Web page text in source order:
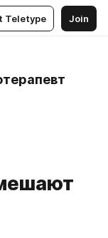
Teletype Join